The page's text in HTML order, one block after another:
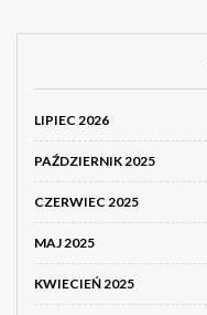
LIPIEC 2026
PAŹDZIERNIK 2025
CZERWIEC 2025
MAJ 2025
KWIECIEŃ 2025